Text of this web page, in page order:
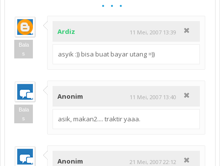
Bala
s
Ardiz 11 Mei, 2007 13:39
asyik :)) bisa buat bayar utang =))
Bala
s
Anonim 11 Mei, 2007 13:40
asik, makan2.... traktir yaaa.
Anonim 21 Mei, 2007 22:12